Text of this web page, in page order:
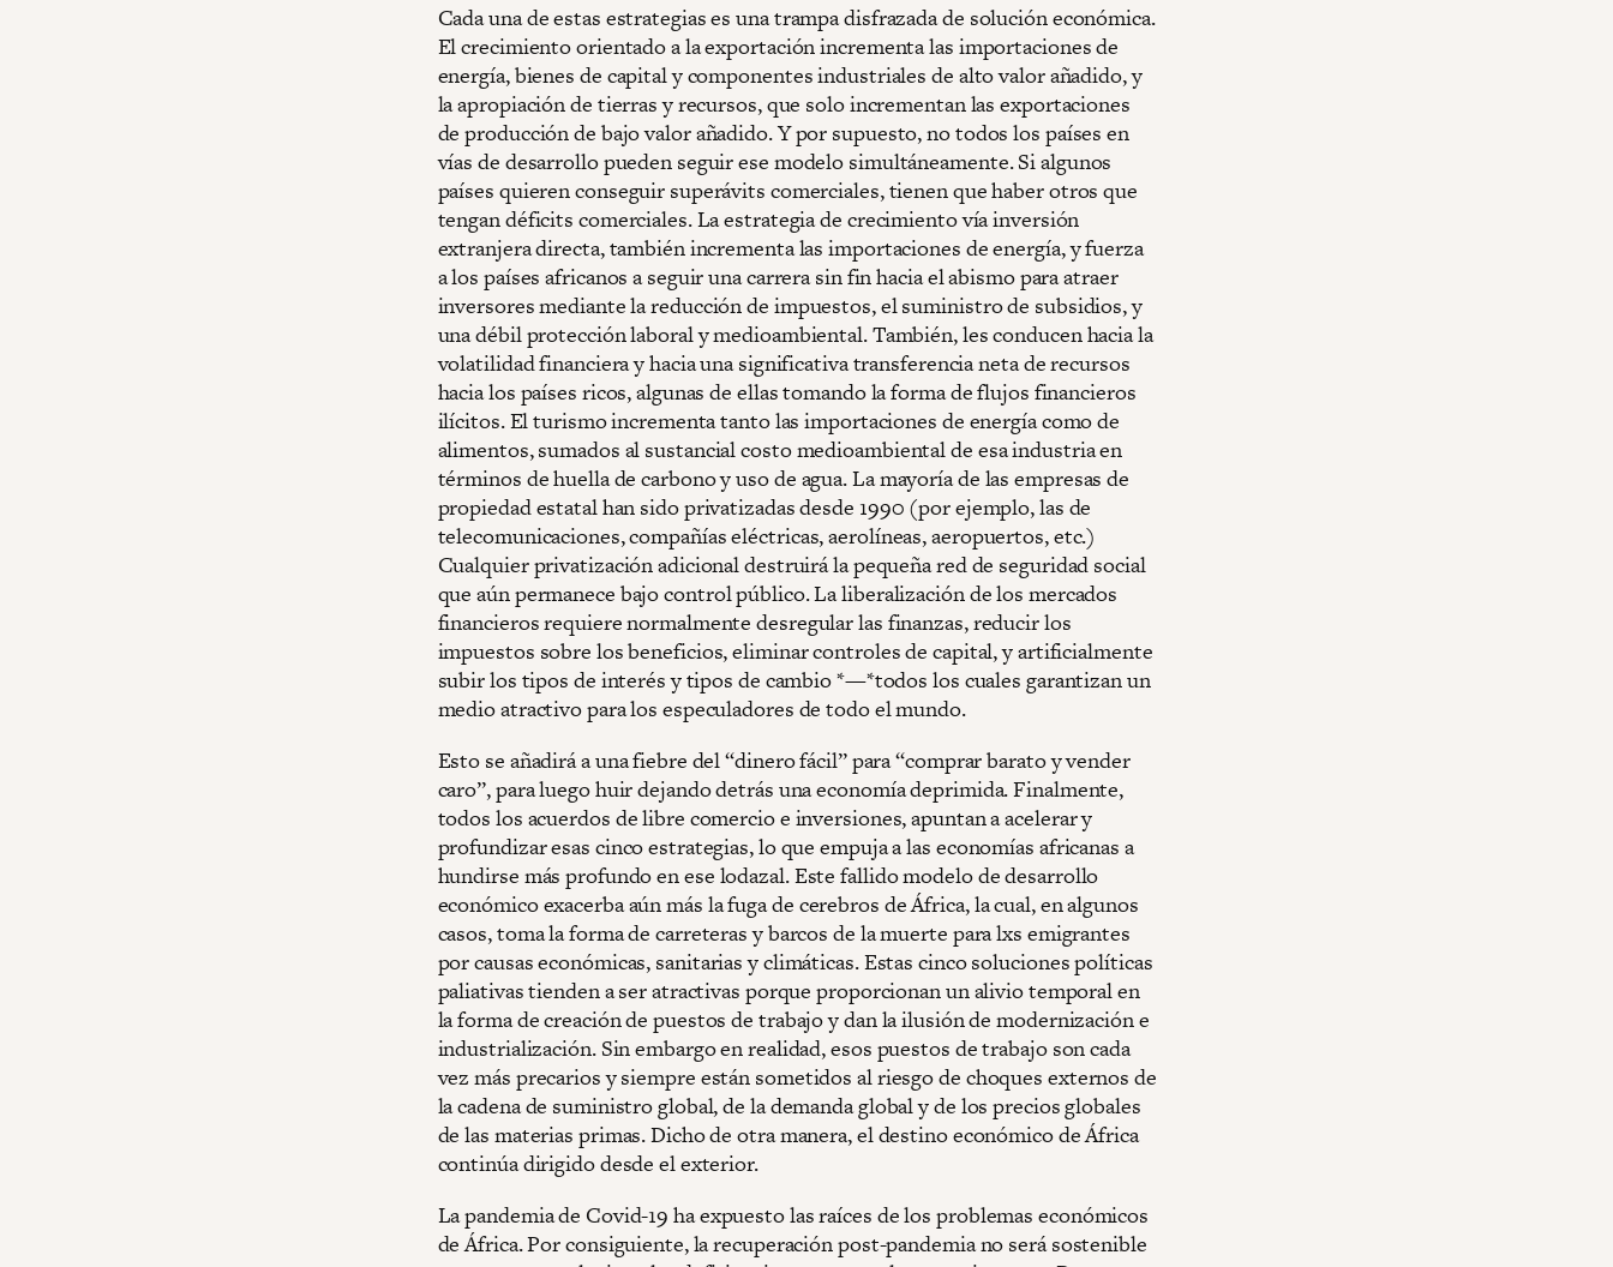
Cada una de estas estrategias es una trampa disfrazada de solución económica.
El crecimiento orientado a la exportación incrementa las importaciones de
energía, bienes de capital y componentes industriales de alto valor añadido, y
la apropiación de tierras y recursos, que solo incrementan las exportaciones
de producción de bajo valor añadido. Y por supuesto, no todos los países en
vías de desarrollo pueden seguir ese modelo simultáneamente. Si algunos
países quieren conseguir superávits comerciales, tienen que haber otros que
tengan déficits comerciales. La estrategia de crecimiento vía inversión
extranjera directa, también incrementa las importaciones de energía, y fuerza
a los países africanos a seguir una carrera sin fin hacia el abismo para atraer
inversores mediante la reducción de impuestos, el suministro de subsidios, y
una débil protección laboral y medioambiental. También, les conducen hacia la
volatilidad financiera y hacia una significativa transferencia neta de recursos
hacia los países ricos, algunas de ellas tomando la forma de flujos financieros
ilícitos. El turismo incrementa tanto las importaciones de energía como de
alimentos, sumados al sustancial costo medioambiental de esa industria en
términos de huella de carbono y uso de agua. La mayoría de las empresas de
propiedad estatal han sido privatizadas desde 1990 (por ejemplo, las de
telecomunicaciones, compañías eléctricas, aerolíneas, aeropuertos, etc.)
Cualquier privatización adicional destruirá la pequeña red de seguridad social
que aún permanece bajo control público. La liberalización de los mercados
financieros requiere normalmente desregular las finanzas, reducir los
impuestos sobre los beneficios, eliminar controles de capital, y artificialmente
subir los tipos de interés y tipos de cambio *—*todos los cuales garantizan un
medio atractivo para los especuladores de todo el mundo.
Esto se añadirá a una fiebre del “dinero fácil” para “comprar barato y vender
caro”, para luego huir dejando detrás una economía deprimida. Finalmente,
todos los acuerdos de libre comercio e inversiones, apuntan a acelerar y
profundizar esas cinco estrategias, lo que empuja a las economías africanas a
hundirse más profundo en ese lodazal. Este fallido modelo de desarrollo
económico exacerba aún más la fuga de cerebros de África, la cual, en algunos
casos, toma la forma de carreteras y barcos de la muerte para lxs emigrantes
por causas económicas, sanitarias y climáticas. Estas cinco soluciones políticas
paliativas tienden a ser atractivas porque proporcionan un alivio temporal en
la forma de creación de puestos de trabajo y dan la ilusión de modernización e
industrialización. Sin embargo en realidad, esos puestos de trabajo son cada
vez más precarios y siempre están sometidos al riesgo de choques externos de
la cadena de suministro global, de la demanda global y de los precios globales
de las materias primas. Dicho de otra manera, el destino económico de África
continúa dirigido desde el exterior.
La pandemia de Covid-19 ha expuesto las raíces de los problemas económicos
de África. Por consiguiente, la recuperación post-pandemia no será sostenible